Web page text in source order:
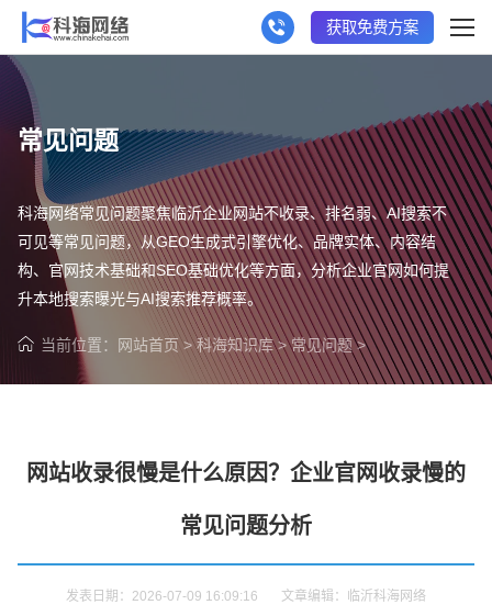
获取免费方案
常见问题
科海网络常见问题聚焦临沂企业网站不收录、排名弱、AI搜索不
可见等常见问题，从GEO生成式引擎优化、品牌实体、内容结
构、官网技术基础和SEO基础优化等方面，分析企业官网如何提
升本地搜索曝光与AI搜索推荐概率。
当前位置： 网站首页 >科海知识库>常见问题>
网站收录很慢是什么原因？企业官网收录慢的
常见问题分析
发表日期：2026-07-09 16:09:16 文章编辑：临沂科海网络